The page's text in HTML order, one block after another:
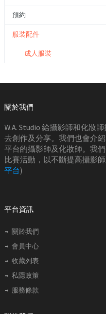
預約
服裝配件
成人服裝
關於我們
W.A. Studio 給攝影師和化妝
去創作及分享。我們也會介
平台的攝影師及化妝師。我
比賽活動，以不斷提高攝影
平台)
平台資訊
關於我們
會員中心
收藏列表
私隱政策
服務條款